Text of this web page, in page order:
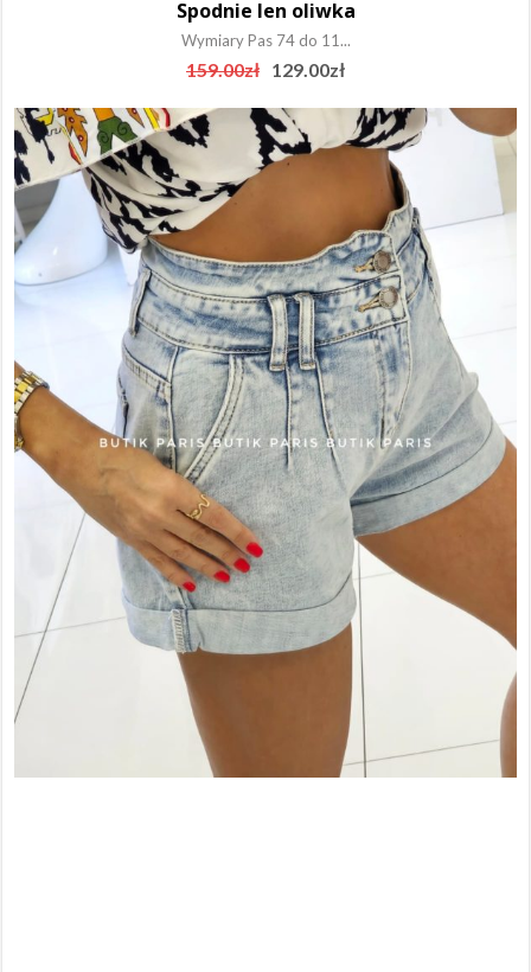
Spodnie len oliwka
Wymiary Pas 74 do 11...
159.00zł
Original
was:
159.00zł.
129.00zł
is:
129.00zł.